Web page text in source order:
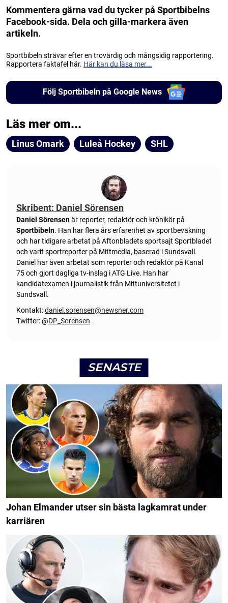
Kommentera gärna vad du tycker på Sportbibelns
Facebook-sida. Dela och gilla-markera även
artikeln.
Sportbibeln strävar efter en trovärdig och mångsidig rapportering.
Rapportera faktafel här. Här kan du läsa mer...
Följ Sportbibeln på Google News
Läs mer om...
Linus Omark Luleå Hockey SHL
Skribent: Daniel Sörensen
Daniel Sörensenär reporter, redaktör och krönikör på
Sportbibeln. Han har flera års erfarenhet av sportbevakning
och har tidigare arbetat på Aftonbladets sportsajt Sportbladet
och varit sportreporter på Mittmedia, baserad i Sundsvall.
Daniel har även arbetat som reporter och redaktör på Kanal
75 och gjort dagliga tv-inslag i ATG Live. Han har
kandidatexamen i journalistik från Mittuniversitetet i
Sundsvall.
Kontakt:daniel.sorensen@newsner.com
Twitter: @DP_Sorensen
SENASTE
Johan Elmander utser sin bästa lagkamrat under
karriären